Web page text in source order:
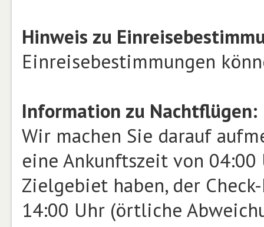
Hinweis zu
Einreisebestimmungen
Information zu Nachtflügen:
Wir machen Sie darauf
eine Ankunftszeit von
Zielgebiet haben, der
14:00 Uhr (örtliche